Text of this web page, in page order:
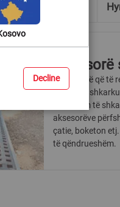
Ndihmë & Këshilla
Aksesorë
Në mënyrë që të
të mirë të
ndryshëm të
aksesorëve
çatie, boketon
të qëndrueshëm.
Decline